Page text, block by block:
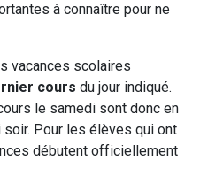
à connaître pour ne
vacances scolaires
cours du jour indiqué.
le samedi sont donc en
Pour les élèves qui ont
débutent officiellement